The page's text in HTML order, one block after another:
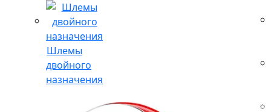
Шлемы
двойного
назначения